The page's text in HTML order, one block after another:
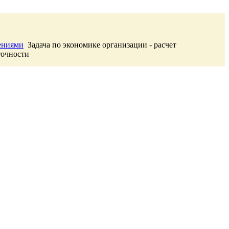
Задача по экономике организации - расчет